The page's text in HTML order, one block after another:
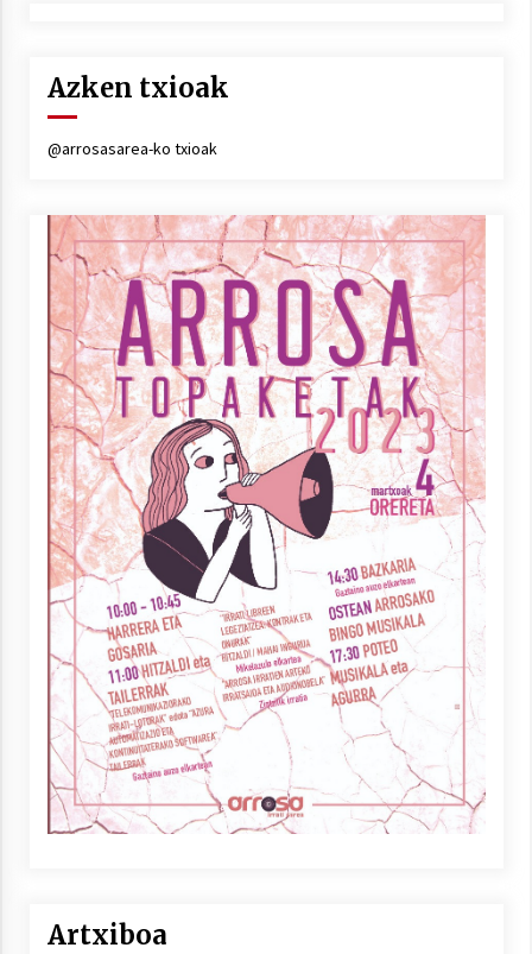
Azken txioak
@arrosasarea-ko txioak
Artxiboa